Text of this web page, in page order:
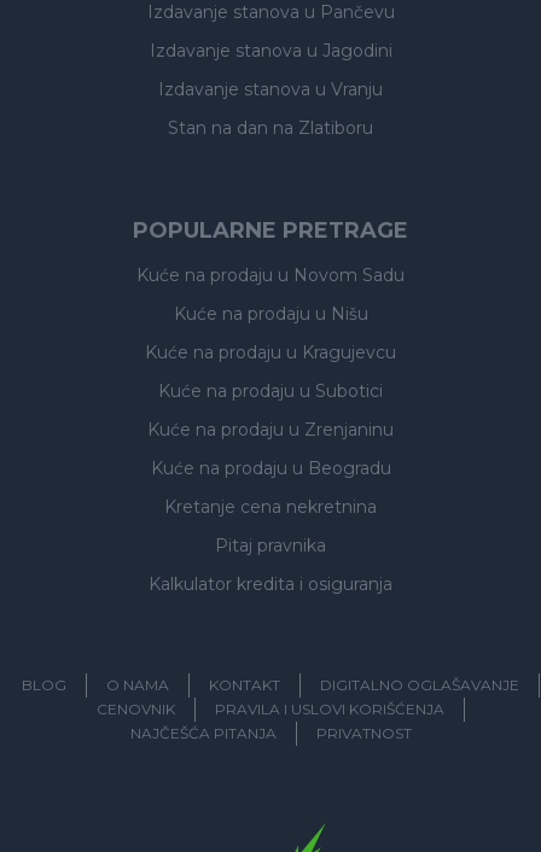
Izdavanje stanova u Pančevu
Izdavanje stanova u Jagodini
Izdavanje stanova u Vranju
Stan na dan na Zlatiboru
POPULARNE PRETRAGE
Kuće na prodaju u Novom Sadu
Kuće na prodaju u Nišu
Kuće na prodaju u Kragujevcu
Kuće na prodaju u Subotici
Kuće na prodaju u Zrenjaninu
Kuće na prodaju u Beogradu
Kretanje cena nekretnina
Pitaj pravnika
Kalkulator kredita i osiguranja
BLOG O NAMA KONTAKT
DIGITALNO OGLAŠAVANJE
CENOVNIK
PRAVILA I USLOVI KORIŠĆENJA
NAJČEŠĆA PITANJA
PRIVATNOST